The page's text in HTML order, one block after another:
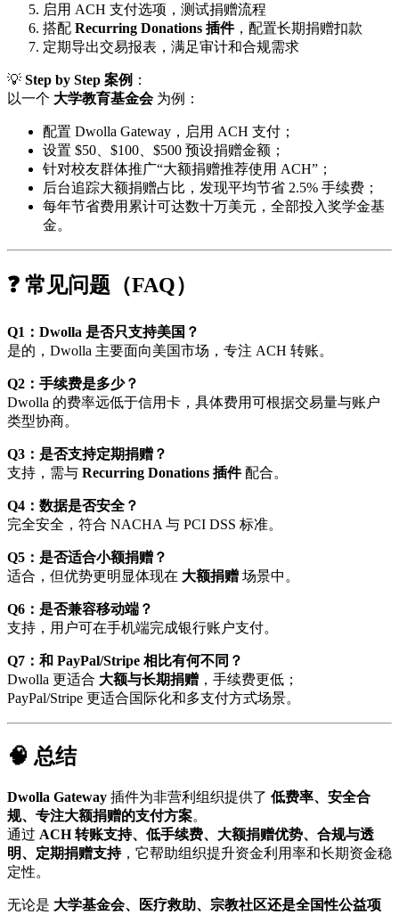
启用 ACH 支付选项，测试捐赠流程
搭配 Recurring Donations 插件，配置长期捐赠扣款
定期导出交易报表，满足审计和合规需求
💡 Step by Step 案例 ：
以一个 大学教育基金会为例：
配置 Dwolla Gateway，启用 ACH 支付；
设置 $50、$100、$500 预设捐赠金额；
针对校友群体推广“大额捐赠推荐使用 ACH”；
后台追踪大额捐赠占比，发现平均节省 2.5% 手续费；
每年节省费用累计可达数十万美元，全部投入奖学金基
金。
❓ 常见问题（FAQ）
Q1：Dwolla 是否只支持美国？
是的，Dwolla 主要面向美国市场，专注 ACH 转账。
Q2：手续费是多少？
Dwolla 的费率远低于信用卡，具体费用可根据交易量与账户
类型协商。
Q3：是否支持定期捐赠？
支持，需与 Recurring Donations 插件配合。
Q4：数据是否安全？
完全安全，符合 NACHA 与 PCI DSS 标准。
Q5：是否适合小额捐赠？
适合，但优势更明显体现在 大额捐赠 场景中。
Q6：是否兼容移动端？
支持，用户可在手机端完成银行账户支付。
Q7：和 PayPal/Stripe 相比有何不同？
Dwolla 更适合 大额与长期捐赠 ，手续费更低；
PayPal/Stripe 更适合国际化和多支付方式场景。
🧠 总结
Dwolla Gateway 插件为非营利组织提供了 低费率、安全合
规、专注大额捐赠的支付方案。
通过 ACH 转账支持、低手续费、大额捐赠优势、合规与透
明、定期捐赠支持，它帮助组织提升资金利用率和长期资金稳
定性。
无论是 大学基金会、医疗救助、宗教社区还是全国性公益项